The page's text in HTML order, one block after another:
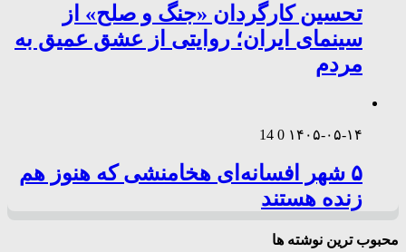
تحسین کارگردان «جنگ و صلح» از
سینمای ایران؛ روایتی از عشق عمیق به
مردم
۱۴۰۵-۰۵-۱۴ 0
14
۵ شهر افسانه‌ای هخامنشی که هنوز هم
زنده هستند
محبوب ترین نوشته ها